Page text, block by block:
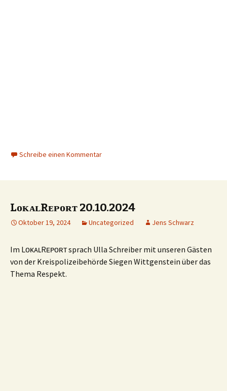
Schreibe einen Kommentar
LᴏᴋᴀʟRᴇᴘᴏʀᴛ 20.10.2024
Oktober 19, 2024 Uncategorized Jens Schwarz
Im LᴏᴋᴀʟRᴇᴘᴏʀᴛ sprach Ulla Schreiber mit unseren Gästen
von der Kreispolizeibehörde Siegen Wittgenstein über das
Thema Respekt.